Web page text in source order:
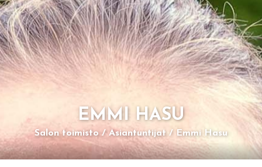
EMMI HASU
Salon toimisto Asiantuntijat Emmi Hasu